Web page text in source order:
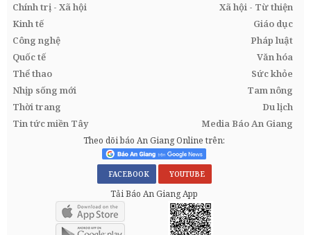
Chính trị - Xã hội
Xã hội - Từ thiện
Kinh tế
Giáo dục
Công nghệ
Pháp luật
Quốc tế
Văn hóa
Thể thao
Sức khỏe
Nhịp sống mới
Tam nông
Thời trang
Du lịch
Tin tức miền Tây
Media Báo An Giang
Theo dõi báo An Giang Online trên:
FACEBOOK YOUTUBE
Tải Báo An Giang App